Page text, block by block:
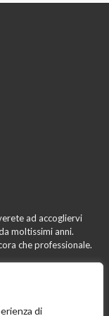
di
ad accogliervi
moltissimi anni.
che professionale.